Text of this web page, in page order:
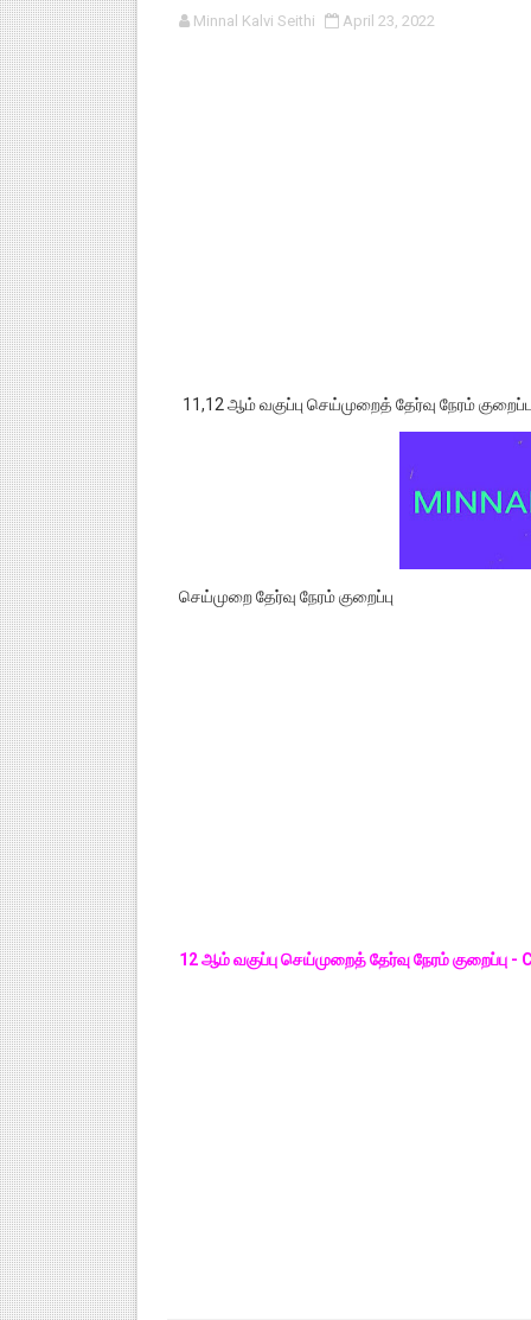
பள்ளி காலை வழிபாட்டுச்
Minnal Kalvi Seithi April 23, 2022
11,12 ஆம் வகுப்பு செய்முறைத் தேர்வு நேரம்
செய்முறை தேர்வு நேரம் குறைப்பு
12 ஆம் வகுப்பு செய்முறைத் தேர்வு நேரம் குறைப்பு -